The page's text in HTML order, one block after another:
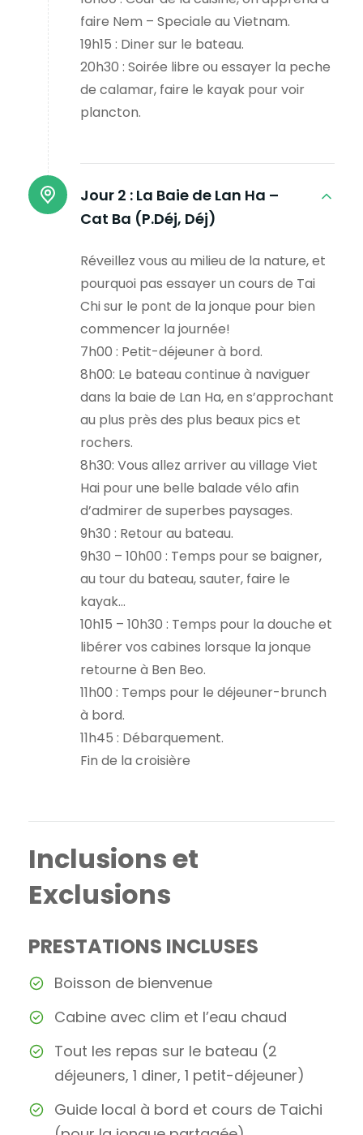
faire Nem – Speciale au Vietnam.
19h15 : Diner sur le bateau.
20h30 : Soirée libre ou essayer la peche
de calamar, faire le kayak pour voir
plancton.
Jour 2 : La Baie de Lan Ha –
Cat Ba (P.Déj, Déj)
Réveillez vous au milieu de la nature, et
pourquoi pas essayer un cours de Tai
Chi sur le pont de la jonque pour bien
commencer la journée!
7h00 : Petit-déjeuner à bord.
8h00: Le bateau continue à naviguer
dans la baie de Lan Ha, en s’approchant
au plus près des plus beaux pics et
rochers.
8h30: Vous allez arriver au village Viet
Hai pour une belle balade vélo afin
d’admirer de superbes paysages.
9h30 : Retour au bateau.
9h30 – 10h00 : Temps pour se baigner,
au tour du bateau, sauter, faire le
kayak…
10h15 – 10h30 : Temps pour la douche et
libérer vos cabines lorsque la jonque
retourne à Ben Beo.
11h00 : Temps pour le déjeuner-brunch
à bord.
11h45 : Débarquement.
Fin de la croisière
Inclusions et
Exclusions
PRESTATIONS INCLUSES
Boisson de bienvenue
Cabine avec clim et l’eau chaud
Tout les repas sur le bateau (2
déjeuners, 1 diner, 1 petit-déjeuner)
Guide local à bord et cours de Taichi